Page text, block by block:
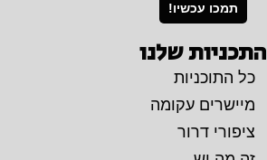
תמכו עכשיו!
התכניות שלנו
כל התוכניות
מיישרים עקומה
ציפורי דרור